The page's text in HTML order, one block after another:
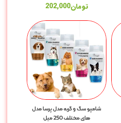
تومان202,000
شامپو سگ و گربه مدل پرسا مدل
های مختلف 250 میل